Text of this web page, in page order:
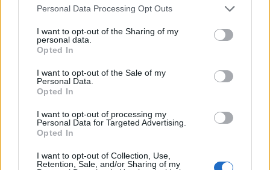
Personal Data Processing Opt Outs
I want to opt-out of the Sharing of my
personal data.
Opted In
I want to opt-out of the Sale of my
Personal Data.
Opted In
I want to opt-out of processing my
Personal Data for Targeted Advertising.
Opted In
I want to opt-out of Collection, Use,
Retention, Sale, and/or Sharing of my
probabilmente, entrerannoin vigore per
l’anno scolastico 2026/2027
. Valditara ha
rassicurato che affinché l’iniziativa sia più
“prendersi più tempo” per confermare tutti
concretizzazione del progetto
Con queste dichiarazioni,